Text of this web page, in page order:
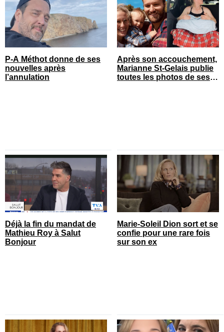
P-A Méthot donne de ses
nouvelles après
l’annulation
Après son accouchement,
Marianne St-Gelais publie
toutes les photos de ses
Déjà la fin du mandat de
Mathieu Roy à Salut
Bonjour
Marie-Soleil Dion sort et se
confie pour une rare fois
sur son ex